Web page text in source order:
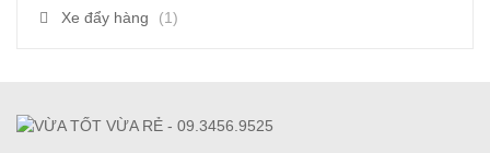
Xe đẩy hàng
(1)